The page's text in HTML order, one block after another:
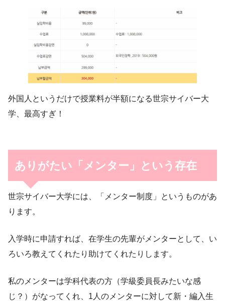
外国人というだけで授業料が半額になる世宗サイバー大
学、最高すぎ！
ありがたい「メンター」という存在
世宗サイバー大学には、「メンター制度」というものがあ
ります。
入学時に申請すれば、在学生の先輩がメンターとして、い
ろいろ教えてくれたり助けてくれたりします。
私のメンターは学科代表の方（学級委員長みたいな感
じ？）がなってくれ、1人のメンターに対して新・編入生